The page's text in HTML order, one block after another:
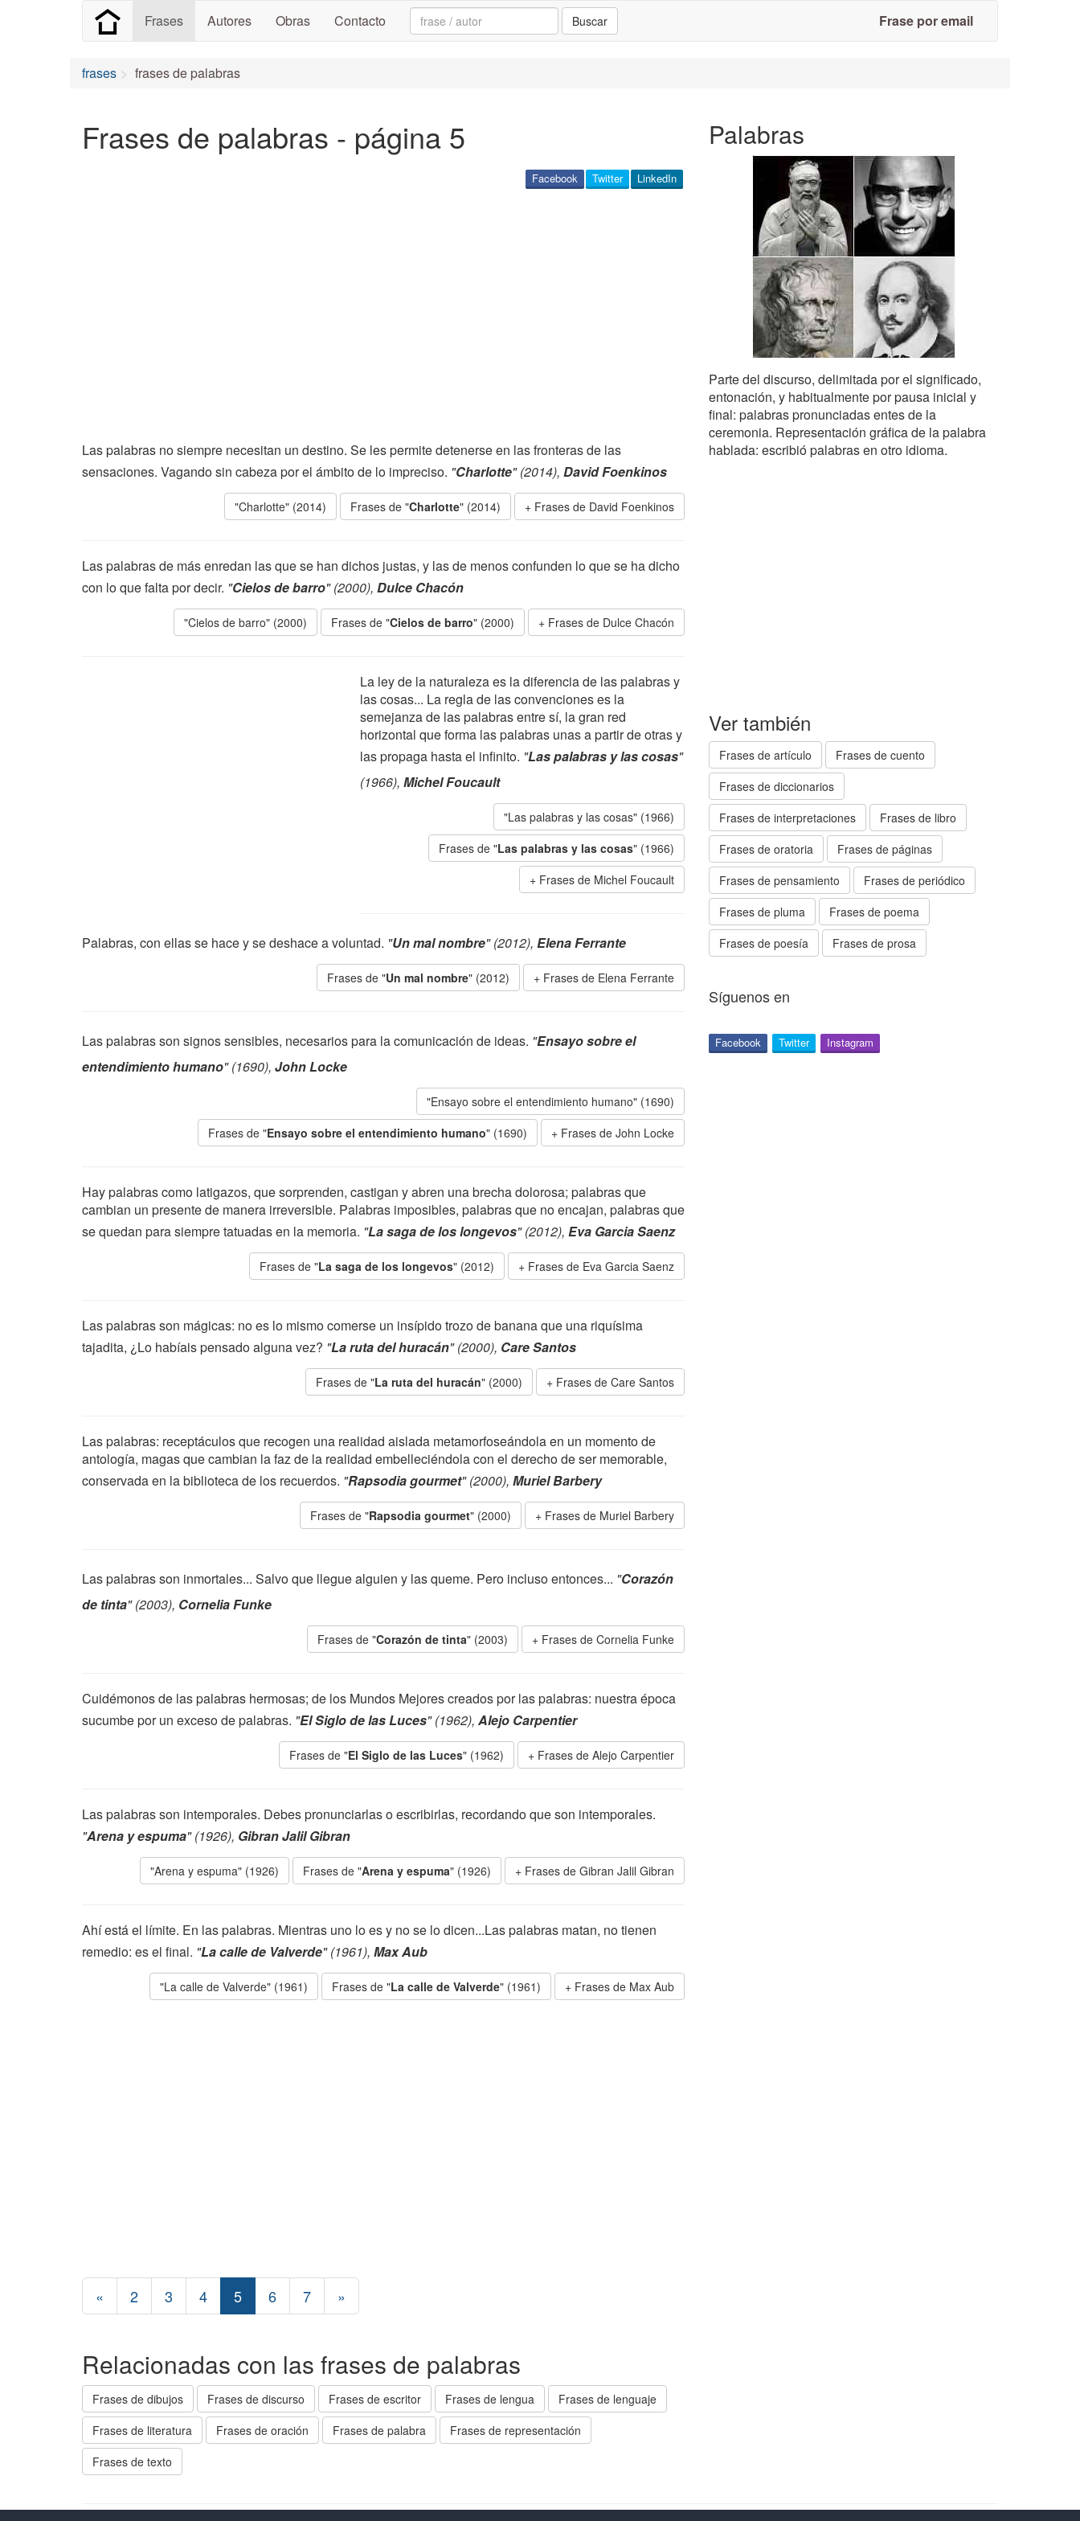
Frases Autores Obras Contacto Search: Buscar Frase por email
frases frases de palabras
Frases de palabras - página 5
LinkedIn
Twitter
Facebook
Las palabras no siempre necesitan un destino. Se les permite detenerse en las fronteras de las
sensaciones. Vagando sin cabeza por el ámbito de lo impreciso. "Charlotte" (2014), David Foenkinos
"Charlotte" (2014) Frases de "Charlotte" (2014) Frases de David Foenkinos
Las palabras de más enredan las que se han dichos justas, y las de menos confunden lo que se ha dicho
con lo que falta por decir. "Cielos de barro" (2000), Dulce Chacón
"Cielos de barro" (2000) Frases de "Cielos de barro" (2000) Frases de Dulce Chacón
La ley de la naturaleza es la diferencia de las palabras y
las cosas... La regla de las convenciones es la
semejanza de las palabras entre sí, la gran red
horizontal que forma las palabras unas a partir de otras y
las propaga hasta el infinito. "Las palabras y las cosas"
(1966), Michel Foucault
"Las palabras y las cosas" (1966)
Frases de "Las palabras y las cosas" (1966)
Frases de Michel Foucault
Palabras, con ellas se hace y se deshace a voluntad. "Un mal nombre" (2012), Elena Ferrante
Frases de "Un mal nombre" (2012) Frases de Elena Ferrante
Las palabras son signos sensibles, necesarios para la comunicación de ideas. "Ensayo sobre el
entendimiento humano" (1690), John Locke
"Ensayo sobre el entendimiento humano" (1690)
Frases de "Ensayo sobre el entendimiento humano" (1690) Frases de John Locke
Hay palabras como latigazos, que sorprenden, castigan y abren una brecha dolorosa; palabras que
cambian un presente de manera irreversible. Palabras imposibles, palabras que no encajan, palabras que
se quedan para siempre tatuadas en la memoria. "La saga de los longevos" (2012), Eva Garcia Saenz
Frases de "La saga de los longevos" (2012) Frases de Eva Garcia Saenz
Las palabras son mágicas: no es lo mismo comerse un insípido trozo de banana que una riquísima
tajadita, ¿Lo habíais pensado alguna vez? "La ruta del huracán" (2000), Care Santos
Frases de "La ruta del huracán" (2000) Frases de Care Santos
Las palabras: receptáculos que recogen una realidad aislada metamorfoseándola en un momento de
antología, magas que cambian la faz de la realidad embelleciéndola con el derecho de ser memorable,
conservada en la biblioteca de los recuerdos. "Rapsodia gourmet" (2000), Muriel Barbery
Frases de "Rapsodia gourmet" (2000) Frases de Muriel Barbery
Las palabras son inmortales... Salvo que llegue alguien y las queme. Pero incluso entonces... "Corazón
de tinta" (2003), Cornelia Funke
Frases de "Corazón de tinta" (2003) Frases de Cornelia Funke
Cuidémonos de las palabras hermosas; de los Mundos Mejores creados por las palabras: nuestra época
sucumbe por un exceso de palabras. "El Siglo de las Luces" (1962), Alejo Carpentier
Frases de "El Siglo de las Luces" (1962) Frases de Alejo Carpentier
Las palabras son intemporales. Debes pronunciarlas o escribirlas, recordando que son intemporales.
"Arena y espuma" (1926), Gibran Jalil Gibran
"Arena y espuma" (1926) Frases de "Arena y espuma" (1926) Frases de Gibran Jalil Gibran
Ahí está el límite. En las palabras. Mientras uno lo es y no se lo dicen...Las palabras matan, no tienen
remedio: es el final. "La calle de Valverde" (1961), Max Aub
"La calle de Valverde" (1961) Frases de "La calle de Valverde" (1961) Frases de Max Aub
« 2 3 4 5 6 7 »
Relacionadas con las frases de palabras
Frases de dibujos Frases de discurso Frases de escritor Frases de lengua
Frases de lenguaje
Frases de literatura
Frases de oración Frases de palabra
Frases de representación
Frases de texto
Palabras
Parte del discurso, delimitada por el significado,
entonación, y habitualmente por pausa inicial y
final: palabras pronunciadas entes de la
ceremonia. Representación gráfica de la palabra
hablada: escribió palabras en otro idioma.
Ver también
Frases de artículo
Frases de cuento
Frases de diccionarios
Frases de interpretaciones
Frases de libro
Frases de oratoria
Frases de páginas
Frases de pensamiento
Frases de periódico
Frases de pluma
Frases de poema
Frases de poesía
Frases de prosa
Síguenos en
Facebook Twitter Instagram